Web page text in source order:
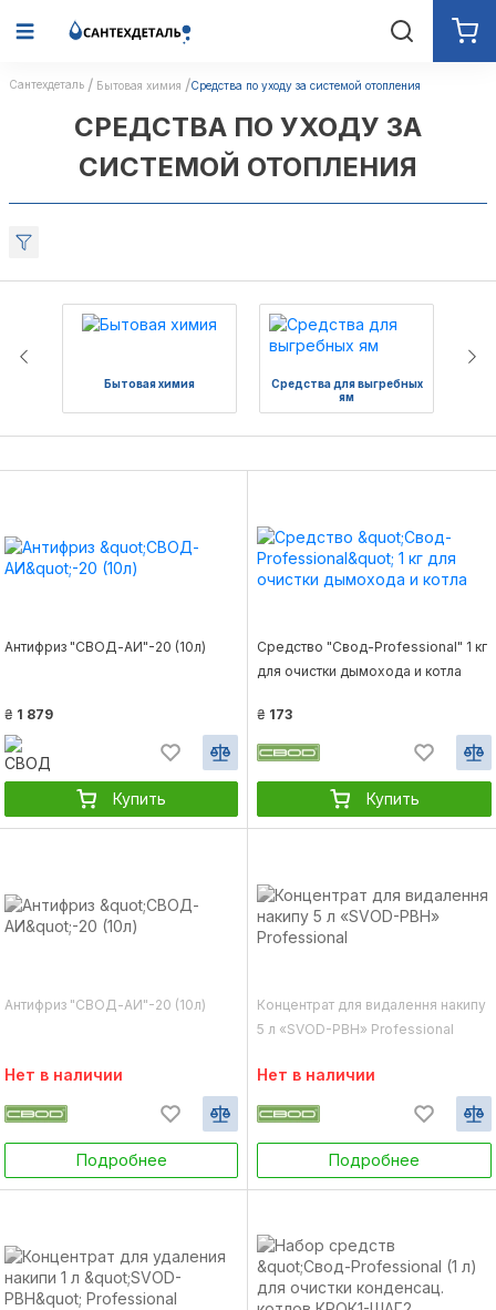
Сантехдеталь Бытовая химия Средства по уходу за системой отопления
СРЕДСТВА ПО УХОДУ ЗА
СИСТЕМОЙ ОТОПЛЕНИЯ
Бытовая химия
Средства для выгребных
ям
Антифриз "СВОД-АИ"-20 (10л)
₴ 1 879
Купить
Средство "Свод-Professional" 1 кг
для очистки дымохода и котла
₴ 173
Купить
Антифриз "СВОД-АИ"-20 (10л)
Нет в наличии
Подробнее
Концентрат для видалення накипу
5 л «SVOD-РВН» Professional
Нет в наличии
Подробнее